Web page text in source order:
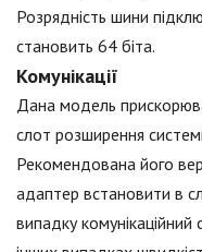
Розрядність шини
становить 64 біта.
Комунікації
Дана модель
слот розширення
Рекомендована його
адаптер встановити в
випадку